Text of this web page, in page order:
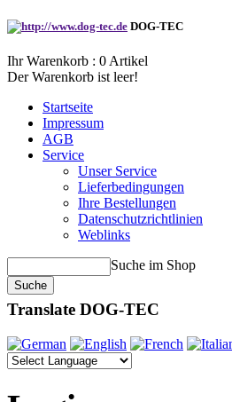
DOG-TEC
Ihr Warenkorb : 0 Artikel
Der Warenkorb ist leer!
Startseite
Impressum
AGB
Service
Unser Service
Lieferbedingungen
Ihre Bestellungen
Datenschutzrichtlinien
Weblinks
Suche im Shop
Translate DOG-TEC